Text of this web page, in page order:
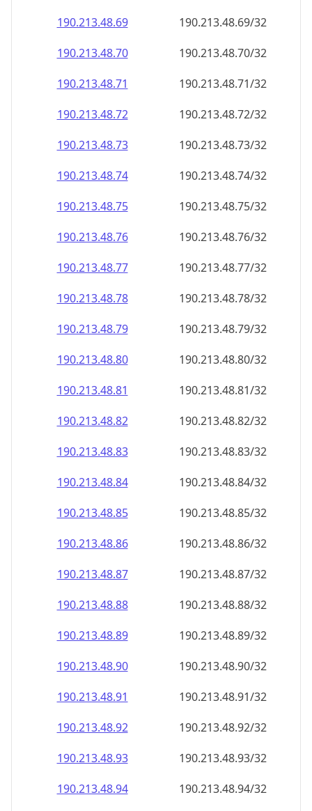
190.213.48.69
190.213.48.69/32
190.213.48.70
190.213.48.70/32
190.213.48.71
190.213.48.71/32
190.213.48.72
190.213.48.72/32
190.213.48.73
190.213.48.73/32
190.213.48.74
190.213.48.74/32
190.213.48.75
190.213.48.75/32
190.213.48.76
190.213.48.76/32
190.213.48.77
190.213.48.77/32
190.213.48.78
190.213.48.78/32
190.213.48.79
190.213.48.79/32
190.213.48.80
190.213.48.80/32
190.213.48.81
190.213.48.81/32
190.213.48.82
190.213.48.82/32
190.213.48.83
190.213.48.83/32
190.213.48.84
190.213.48.84/32
190.213.48.85
190.213.48.85/32
190.213.48.86
190.213.48.86/32
190.213.48.87
190.213.48.87/32
190.213.48.88
190.213.48.88/32
190.213.48.89
190.213.48.89/32
190.213.48.90
190.213.48.90/32
190.213.48.91
190.213.48.91/32
190.213.48.92
190.213.48.92/32
190.213.48.93
190.213.48.93/32
190.213.48.94
190.213.48.94/32